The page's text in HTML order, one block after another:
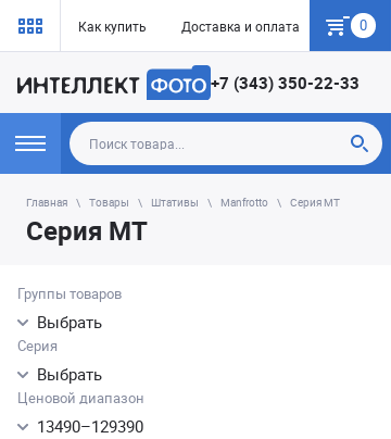
Как купить Доставка и оплата Гарантия
0
+7 (343) 350-22-33
Главная Товары Штативы Manfrotto Серия MT
Серия MT
Группы товаров
Выбрать
Серия
Выбрать
Ценовой диапазон
13490–129390